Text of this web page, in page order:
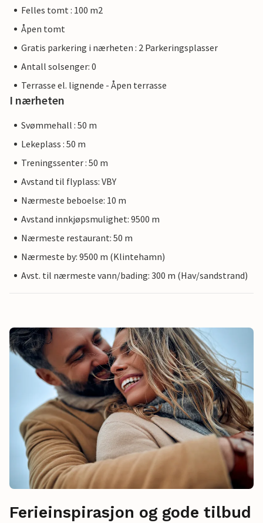
Felles tomt : 100 m2
Åpen tomt
Gratis parkering i nærheten : 2 Parkeringsplasser
Antall solsenger: 0
Terrasse el. lignende - Åpen terrasse
I nærheten
Svømmehall : 50 m
Lekeplass : 50 m
Treningssenter : 50 m
Avstand til flyplass: VBY
Nærmeste beboelse: 10 m
Avstand innkjøpsmulighet: 9500 m
Nærmeste restaurant: 50 m
Nærmeste by: 9500 m (Klintehamn)
Avst. til nærmeste vann/bading: 300 m (Hav/sandstrand)
Ferieinspirasjon og gode tilbud